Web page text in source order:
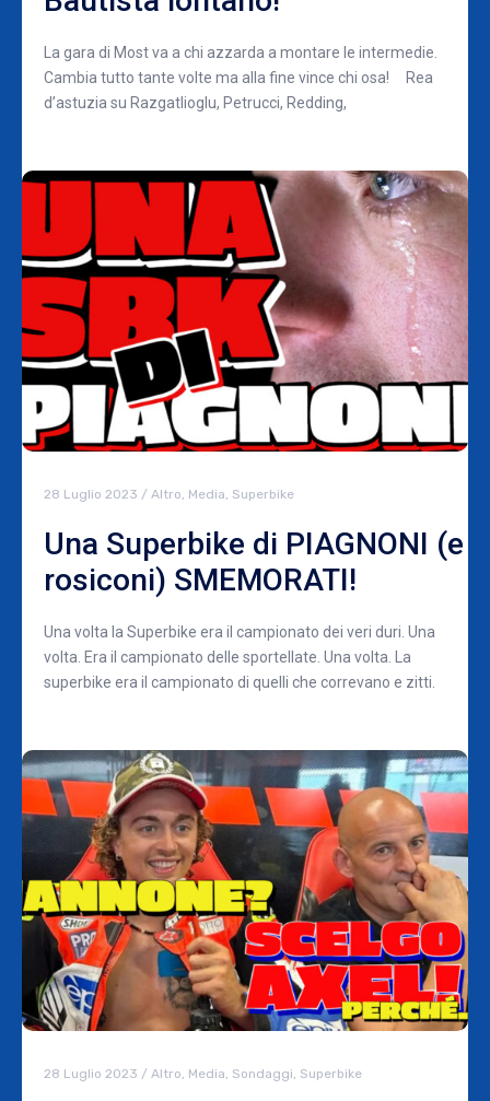
La gara di Most va a chi azzarda a montare le intermedie.
Cambia tutto tante volte ma alla fine vince chi osa! Rea
d’astuzia su Razgatlioglu, Petrucci, Redding,
28 Luglio 2023 / Altro Media Superbike
Una Superbike di PIAGNONI (e
rosiconi) SMEMORATI!
Una volta la Superbike era il campionato dei veri duri. Una
volta. Era il campionato delle sportellate. Una volta. La
superbike era il campionato di quelli che correvano e zitti.
28 Luglio 2023 / Altro Media Sondaggi Superbike